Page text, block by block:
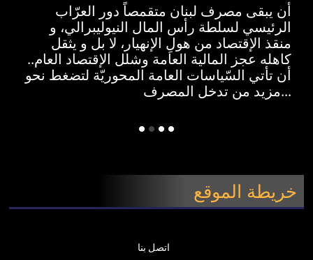
أن يبقى مصرف لبنان متقمصاً دور العرّاب
الرئيسي لسلطة رأس المال النيوليبرالي، و
منقذ الإقتصاد من هولِ الإنهيار، لا بل و يثقل
كاهله عجز المالية العامة وشلل الإقتصاد العام..
أن تأتي السّياسات العامة المحوريّة لتضغط نحو
مزيد من تدخل المصرف...
خريطة الموقع
اتصل بنا